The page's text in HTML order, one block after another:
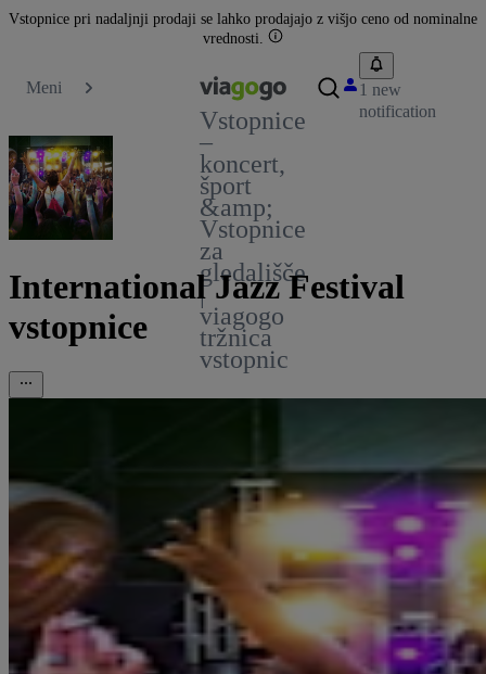
Vstopnice pri nadaljnji prodaji se lahko prodajajo z višjo ceno od nominalne
vrednosti.
Meni
Vstopnice
–
koncert,
šport
&amp;
Vstopnice
za
gledališče
|
viagogo
tržnica
vstopnic
1 new
notification
International Jazz Festival
vstopnice